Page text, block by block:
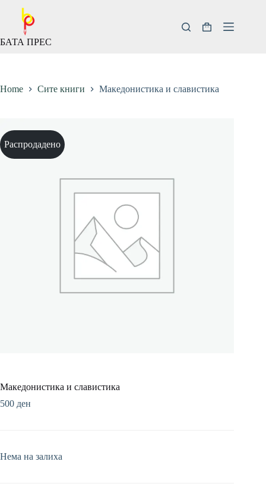
содржината
БАТА ПРЕС
Кошничка
Home Сите книги Македонистика и славистика
Распродадено
Македонистика и славистика
500 ден
Нема на залиха